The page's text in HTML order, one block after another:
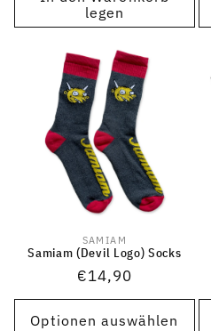
legen
Anbieter:
SAMIAM
Samiam (Devil Logo) Socks
Normaler
Preis
€14,90
Optionen auswählen